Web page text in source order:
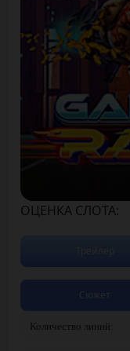
ОЦЕНКА СЛОТА:
Количество линий:
Сюжет